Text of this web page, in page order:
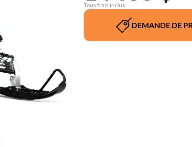
Tous frais inclus
DEMANDE DE